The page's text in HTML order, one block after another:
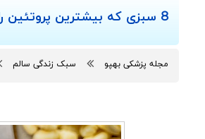
8 سبزی که بیشترین پروتئین را دارند، بشناسید
مجله پزشکی بهپو سبک زندگی سالم